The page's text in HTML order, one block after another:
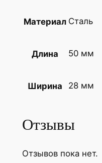
Материал Сталь
Длина 50 мм
Ширина 28 мм
Отзывы
Отзывов пока нет.